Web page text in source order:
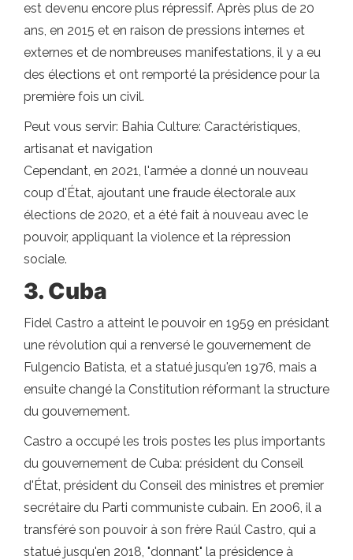
est devenu encore plus répressif. Après plus de 20
ans, en 2015 et en raison de pressions internes et
externes et de nombreuses manifestations, il y a eu
des élections et ont remporté la présidence pour la
première fois un civil.
Peut vous servir: Bahia Culture: Caractéristiques,
artisanat et navigation
Cependant, en 2021, l'armée a donné un nouveau
coup d'État, ajoutant une fraude électorale aux
élections de 2020, et a été fait à nouveau avec le
pouvoir, appliquant la violence et la répression
sociale.
3. Cuba
Fidel Castro a atteint le pouvoir en 1959 en présidant
une révolution qui a renversé le gouvernement de
Fulgencio Batista, et a statué jusqu'en 1976, mais a
ensuite changé la Constitution réformant la structure
du gouvernement.
Castro a occupé les trois postes les plus importants
du gouvernement de Cuba: président du Conseil
d'État, président du Conseil des ministres et premier
secrétaire du Parti communiste cubain. En 2006, il a
transféré son pouvoir à son frère Raúl Castro, qui a
statué jusqu'en 2018, "donnant" la présidence à